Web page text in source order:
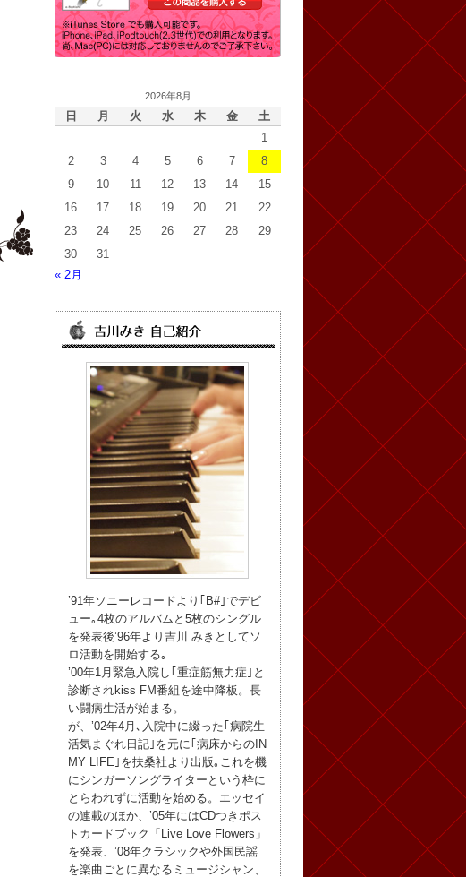
2026年8月
日 月 火 水 木 金
土
1
2
3 4 5 6 7
8
9
10 11 12 13 14
15
16
17 18 19 20 21
22
23
24 25 26 27 28
29
30
31
« 2月
’91年ソニーレコードより｢B#｣でデビ
ュー｡4枚のアルバムと5枚のシングル
を発表後’96年より吉川 みきとしてソ
ロ活動を開始する｡
’00年1月緊急入院し｢重症筋無力症｣と
診断されkiss FM番組を途中降板。長
い闘病生活が始まる。
が、’02年4月､入院中に綴った｢病院生
活気まぐれ日記｣を元に｢病床からのIN
MY LIFE｣を扶桑社より出版｡これを機
にシンガーソングライターという枠に
とらわれずに活動を始める。エッセイ
の連載のほか、’05年にはCDつきポス
トカードブック「Live Love Flowers」
を発表、’08年クラシックや外国民謡
を楽曲ごとに異なるミュージシャン、